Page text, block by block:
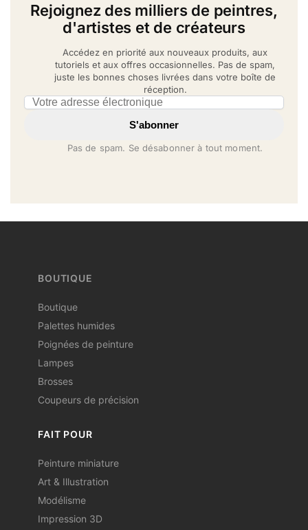
Rejoignez des milliers de peintres,
d'artistes et de créateurs
Accédez en priorité aux nouveaux produits, aux
tutoriels et aux offres occasionnelles. Pas de spam,
juste les bonnes choses livrées dans votre boîte de
réception.
Email address
S'abonner
Pas de spam. Se désabonner à tout moment.
BOUTIQUE
Boutique
Palettes humides
Poignées de peinture
Lampes
Brosses
Coupeurs de précision
FAIT POUR
Peinture miniature
Art & Illustration
Modélisme
Impression 3D